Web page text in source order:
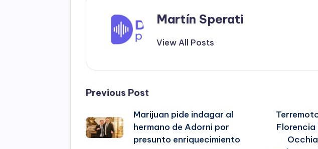
Martín Sperati
View All Posts
Post
navigation
Previous Post
Marijuan pide indagar al
hermano de Adorni por
presunto enriquecimiento
Florencia